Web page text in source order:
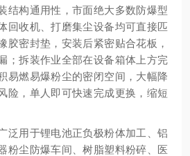
结构通用性，市面绝大多数防爆型
回收机、打磨集尘设备均可直接匹
胶密封垫，安装后紧密贴合花板，
；拆装作业全部在设备箱体上方完
易燃易爆粉尘的密闭空间，大幅降
险，单人即可快速完成更换，缩短
泛用于锂电池正负极粉体加工、铝
粉尘防爆车间、树脂塑料粉碎、医